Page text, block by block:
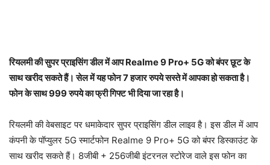
रियलमी की सुपर प्राइसिंग डील में आप Realme 9 Pro+ 5G को बंपर छूट के
साथ खरीद सकते हैं। सेल में यह फोन 7 हजार रुपये सस्ते में आपका हो सकता है।
फोन के साथ 999 रुपये का फ्री गिफ्ट भी दिया जा रहा है।
रियलमी की वेबसाइट पर धमाकेदार सुपर प्राइसिंग डील लाइव है। इस डील में आप
कंपनी के पॉप्युलर 5G स्मार्टफोन Realme 9 Pro+ 5G को बंपर डिस्काउंट के
साथ खरीद सकते हैं। 8जीबी + 256जीबी इंटरनल स्टोरेज वाले इस फोन का